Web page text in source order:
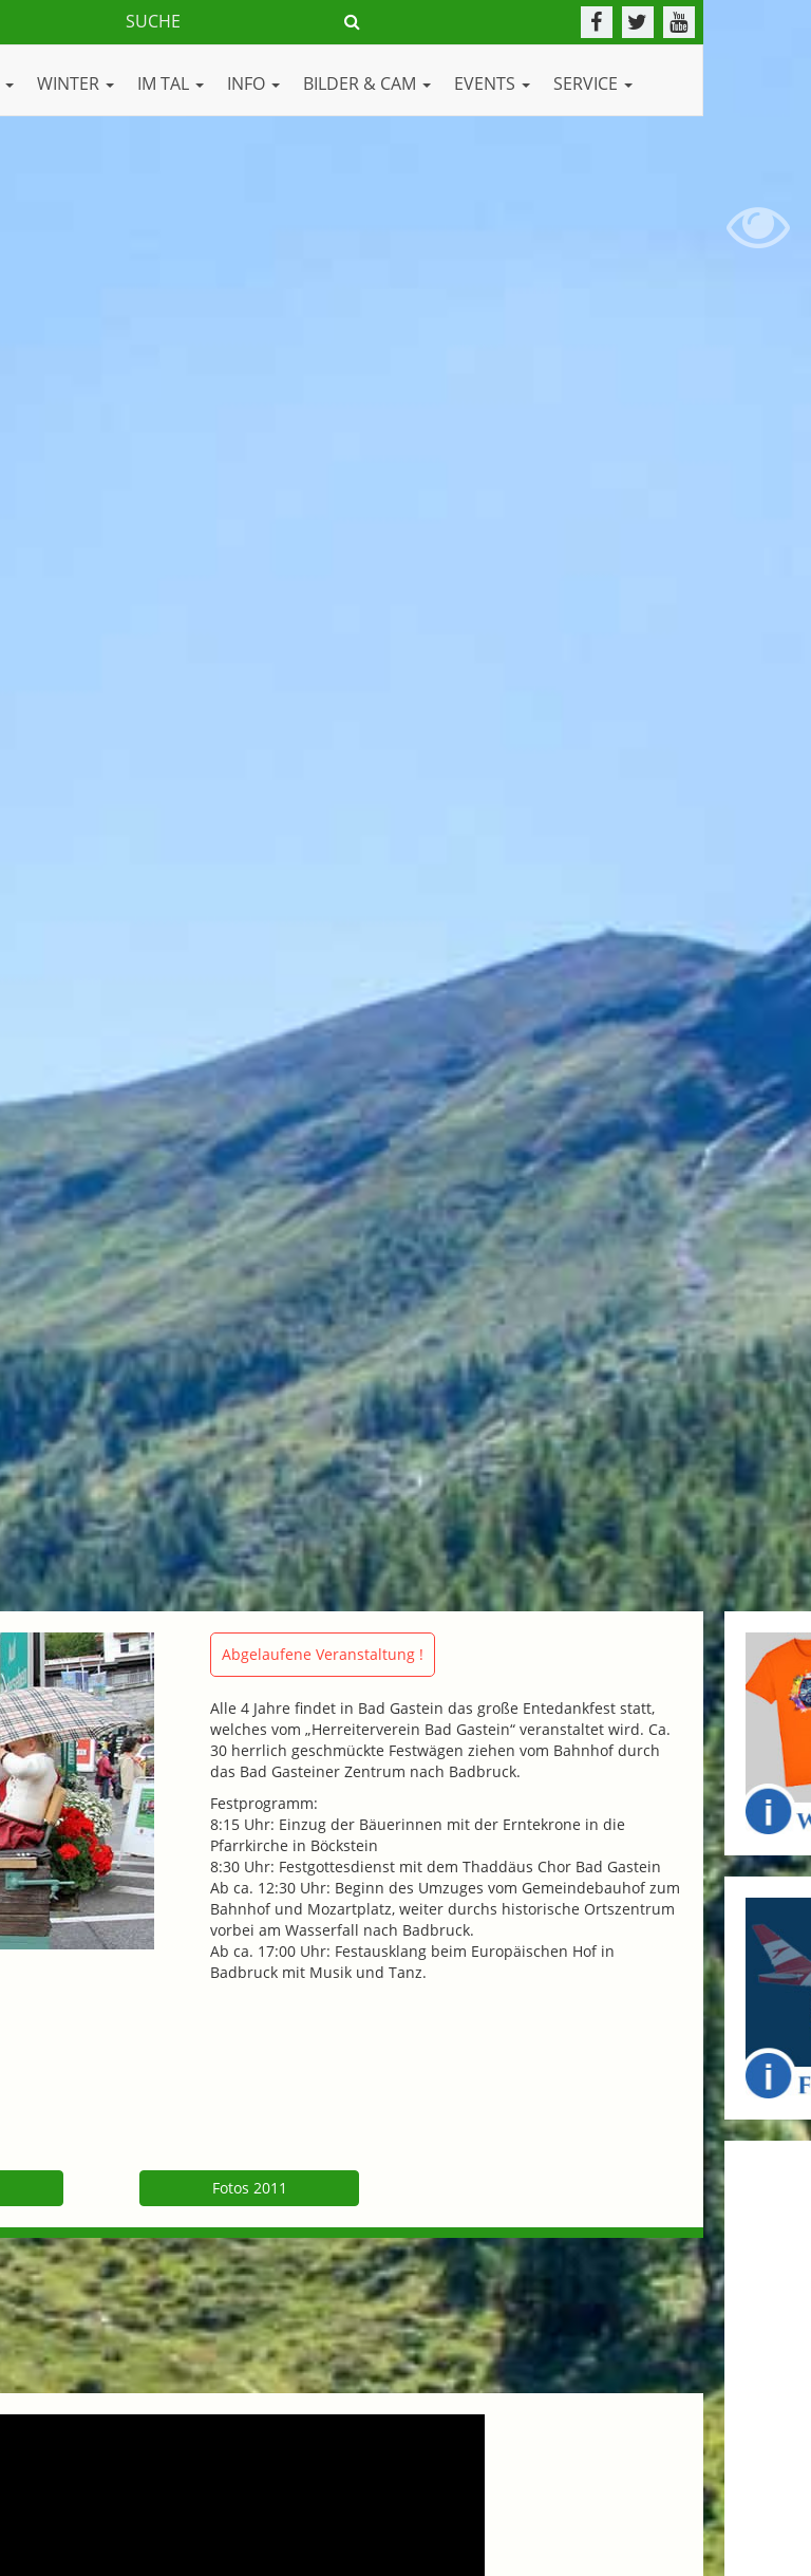
WINTER IM TAL INFO BILDER & CAM EVENTS SERVICE
Abgelaufene Veranstaltung !
Alle 4 Jahre findet in Bad Gastein das große Entedankfest statt,
welches vom „Herreiterverein Bad Gastein“ veranstaltet wird. Ca.
30 herrlich geschmückte Festwägen ziehen vom Bahnhof durch
das Bad Gasteiner Zentrum nach Badbruck.
Festprogramm:
8:15 Uhr: Einzug der Bäuerinnen mit der Erntekrone in die
Pfarrkirche in Böckstein
8:30 Uhr: Festgottesdienst mit dem Thaddäus Chor Bad Gastein
Ab ca. 12:30 Uhr: Beginn des Umzuges vom Gemeindebauhof zum
Bahnhof und Mozartplatz, weiter durchs historische Ortszentrum
vorbei am Wasserfall nach Badbruck.
Ab ca. 17:00 Uhr: Festausklang beim Europäischen Hof in
Badbruck mit Musik und Tanz.
Fotos 2011